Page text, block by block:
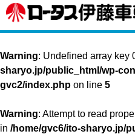
Warning: Undefined array key
sharyo.jp/public_html/wp-
gvc2/index.php on line 5
Warning: Attempt to read
in /home/gvc6/ito-sharyo.jp/